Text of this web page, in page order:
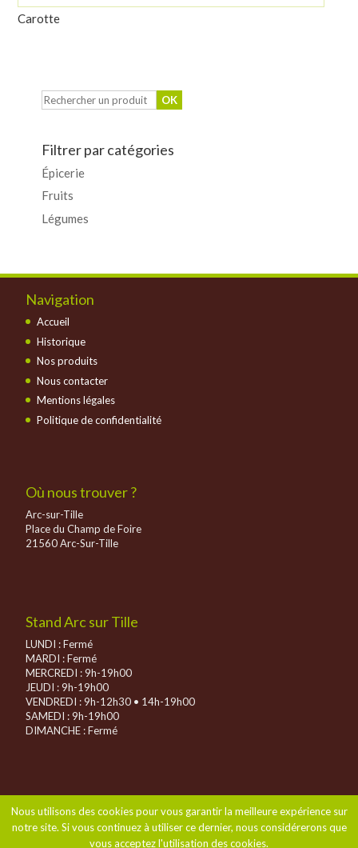
Carotte
Filtrer par catégories
Épicerie
Fruits
Légumes
Navigation
Accueil
Historique
Nos produits
Nous contacter
Mentions légales
Politique de confidentialité
Où nous trouver ?
Arc-sur-Tille
Place du Champ de Foire
21560 Arc-Sur-Tille
Stand Arc sur Tille
LUNDI : Fermé
MARDI : Fermé
MERCREDI : 9h-19h00
JEUDI : 9h-19h00
VENDREDI : 9h-12h30 • 14h-19h00
SAMEDI : 9h-19h00
DIMANCHE :Fermé
Nous utilisons des cookies pour vous garantir la meilleure expérience sur
notre site. Si vous continuez à utiliser ce dernier, nous considérerons que
vous acceptez l'utilisation des cookies.